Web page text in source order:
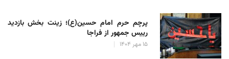
پرچم حرم امام حسین(ع)؛ زینت بخش بازدید
رییس جمهور از فراجا
۱۵ مهر ۱۴۰۴